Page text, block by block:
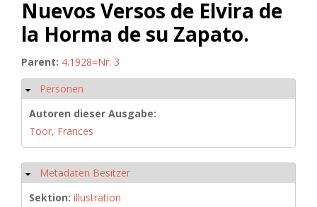
Nuevos Versos de Elvira de
la Horma de su Zapato.
Parent: 4.1928=Nr. 3
Hide
Personen
Autoren dieser Ausgabe:
Toor, Frances
Hide
Metadaten Besitzer
Sektion: illustration